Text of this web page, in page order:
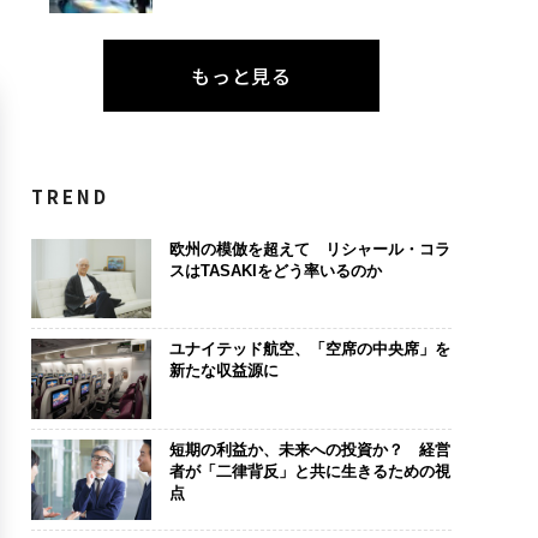
もっと見る
TREND
欧州の模倣を超えて リシャール・コラ
スはTASAKIをどう率いるのか
ユナイテッド航空、「空席の中央席」を
新たな収益源に
短期の利益か、未来への投資か？ 経営
者が「二律背反」と共に生きるための視
点